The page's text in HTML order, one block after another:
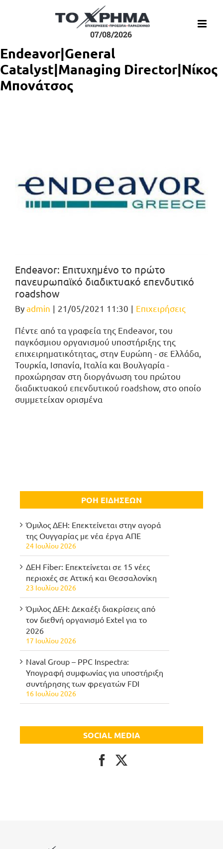
07/08/2026
Endeavor|General
Catalyst|Managing Director|Νίκος
Μπονάτσος
Endeavor: Επιτυχημένο το πρώτο
πανευρωπαϊκό διαδικτυακό επενδυτικό
roadshow
Byadmin | 21/05/2021 11:30 | Επιχειρήσεις
Πέντε από τα γραφεία της Endeavor, του
παγκόσμιου οργανισμού υποστήριξης της
επιχειρηματικότητας, στην Ευρώπη - σε Ελλάδα,
Τουρκία, Ισπανία, Ιταλία και Βουλγαρία -
προχώρησαν στη διοργάνωση του πρώτου
διαδικτυακού επενδυτικού roadshow, στο οποίο
συμμετείχαν ορισμένα
ΡΟΗ ΕΙΔΗΣΕΩΝ
Όμιλος ΔΕΗ: Επεκτείνεται στην αγορά
της Ουγγαρίας με νέα έργα ΑΠΕ
24 Ιουλίου 2026
ΔΕΗ Fiber: Επεκτείνεται σε 15 νέες
περιοχές σε Αττική και Θεσσαλονίκη
23 Ιουλίου 2026
Όμιλος ΔΕΗ: Δεκαέξι διακρίσεις από
τον διεθνή οργανισμό Extel για το
2026
17 Ιουλίου 2026
Naval Group – PPC Inspectra:
Υπογραφή συμφωνίας για υποστήριξη
συντήρησης των φρεγατών FDI
16 Ιουλίου 2026
SOCIAL MEDIA